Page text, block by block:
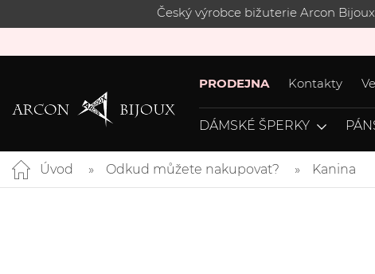
Český výrobce bižuterie Arcon
PRODEJNA Kontakty
DÁMSKÉ ŠPERKY
Úvod Odkud můžete nakupovat? Kanina